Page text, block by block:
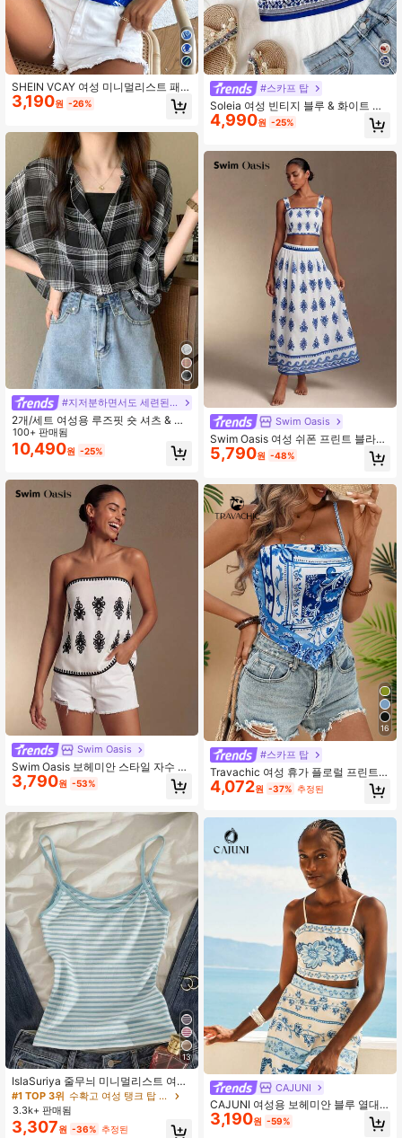
SHEIN VCAY 여성 미니멀리스트 패션
캐미솔 스파게티 스트랩 탱크탑, 여름
에 적합
3,190원 -26%
#지저분하면서도 세련된 스타일
2개/세트 여성용 루즈핏 숏 셔츠 & 캐
미솔 탑, 봄/여름 신상 스타일, 체크 얇
은 반투명 쉬폰 자외선 차단 블라우스
캐주얼 블랙
100+ 판매됨
10,490원 -25%
Swim Oasis
Swim Oasis 보헤미안 스타일 자수 캐
미솔, 빈티지 흑백 꽃무늬, 스파게티
스트랩 타이업 크롭 탱크탑
3,790원 -53%
13
IslaSuriya 줄무늬 미니멀리스트 여성
용 캐미솔, 친구를 위한 선물
#1 TOP 3위
수확고 여성 탱크 탑 & 카미스
3.3k+ 판매됨
3,307원 -36% 추정된
#스카프 탑
Soleia 여성 빈티지 블루 & 화이트 패
턴 커트숏 캐미솔 휴가 탑, 크롭 탑, 휴
가 탑 여성용, 탱크 탑, 웨스턴 웨어 여
인 데이, 마르디 그라
4,990원 -25%
Swim Oasis
Swim Oasis 여성 쉬폰 프린트 블라우
스, 허리 조임 크롭 탑, 휴가 및 여름 착
용에 적합
5,790원 -48%
16
#스카프 탑
Travachic 여성 휴가 플로럴 프린트
비대칭 헴 캐미솔 탑, 봄&여름 여성용,
비치웨어, 이스터, 여성용 비치, 봄 방
스티벌, 레이브, 보헤미안, 음악 페스
티벌, 열대 휴가 여성
4,072원 -37% 추정된
CAJUNI
CAJUNI 여성용 보헤미안 블루 열대
꽃 프린트 레이스업 탱크 탑, 휴가 캐
주얼 여름 비치 탱크 탑
3,190원 -59%